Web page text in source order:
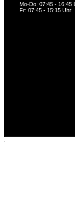
Mo-Do: 07:45 - 16:45
Fr: 07:45 - 15:15 Uhr